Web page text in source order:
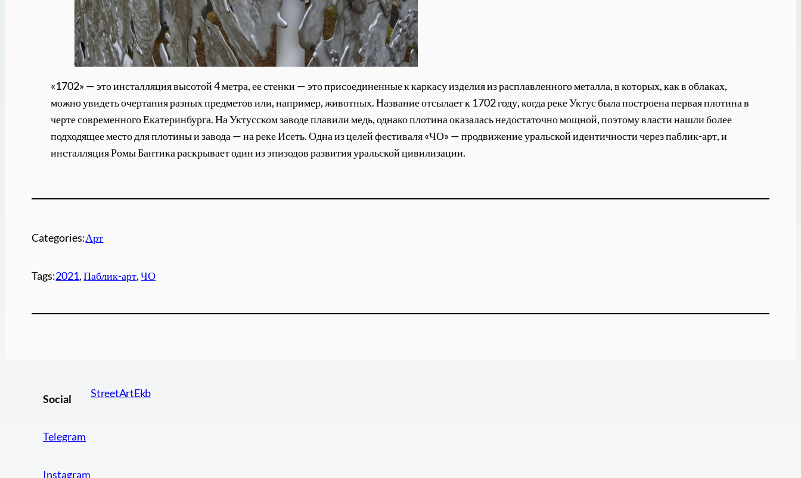
«1702» — это инсталляция высотой 4 метра, ее стенки — это присоединенные к каркасу изделия из расплавленного металла, в которых, как в облаках,
можно увидеть очертания разных предметов или, например, животных. Название отсылает к 1702 году, когда реке Уктус была построена первая плотина в
черте современного Екатеринбурга. На Уктусском заводе плавили медь, однако плотина оказалась недостаточно мощной, поэтому власти нашли более
подходящее место для плотины и завода — на реке Исеть. Одна из целей фестиваля «ЧО» — продвижение уральской идентичности через паблик-арт, и
инсталляция Ромы Бантика раскрывает один из эпизодов развития уральской цивилизации.
Categories:Арт
Tags:2021, Паблик-арт, ЧО
Social
Telegram
Instagram
StreetArtEkb